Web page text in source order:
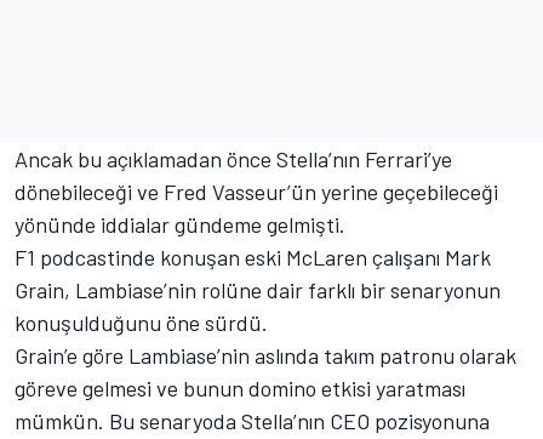
Ancak bu açıklamadan önce Stella’nın Ferrari’ye
dönebileceği ve Fred Vasseur’ün yerine geçebileceği
yönünde iddialar gündeme gelmişti.
F1 podcastinde konuşan eski McLaren çalışanı Mark
Grain, Lambiase’nin rolüne dair farklı bir senaryonun
konuşulduğunu öne sürdü.
Grain’e göre Lambiase’nin aslında takım patronu olarak
göreve gelmesi ve bunun domino etkisi yaratması
mümkün. Bu senaryoda Stella’nın CEO pozisyonuna